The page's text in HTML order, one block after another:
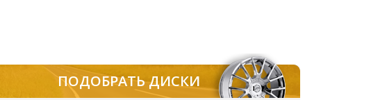
ПОДОБРАТЬ ДИСКИ